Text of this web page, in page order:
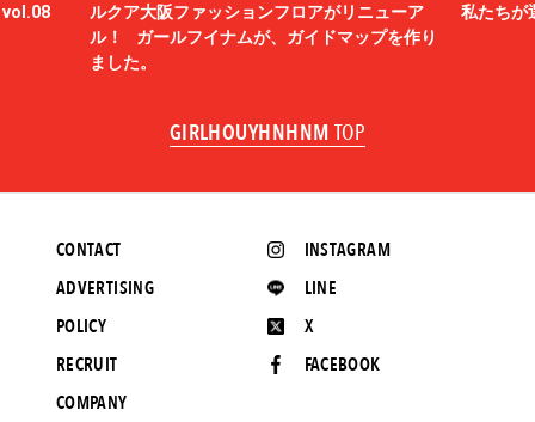
vol.08
ルクア大阪ファッションフロアがリニューア
ル！ ガールフイナムが、ガイドマップを作り
ました。
私たちが
GIRLHOUYHNHNM TOP
INSTAGRAM
LINE
X
FACEBOOK
CONTACT
ADVERTISING
POLICY
RECRUIT
COMPANY